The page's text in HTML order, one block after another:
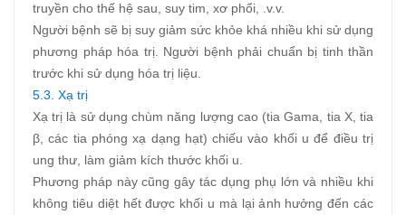
truyền cho thế hệ sau, suy tim, xơ phổi, .v.v.
Người bệnh sẽ bị suy giảm sức khỏe khá nhiều khi sử dụng
phương pháp hóa trị. Người bệnh phải chuẩn bị tinh thần
trước khi sử dụng hóa trị liệu.
5.3. Xạ trị
Xạ trị là sử dụng chùm năng lượng cao (tia Gama, tia X, tia
β, các tia phóng xạ dạng hạt) chiếu vào khối u để điều trị
ung thư, làm giảm kích thước khối u.
Phương pháp này cũng gây tác dụng phụ lớn và nhiều khi
không tiêu diệt hết được khối u mà lại ảnh hưởng đến các